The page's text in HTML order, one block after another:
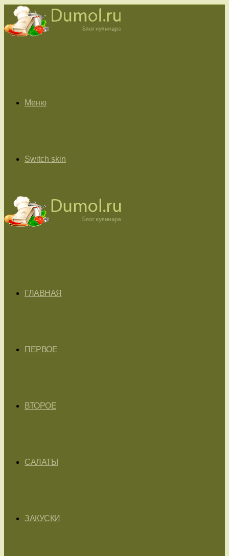
Меню
Switch skin
ГЛАВНАЯ
ПЕРВОЕ
ВТОРОЕ
САЛАТЫ
ЗАКУСКИ